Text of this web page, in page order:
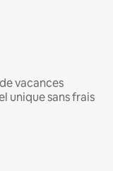
vacances
unique sans frais